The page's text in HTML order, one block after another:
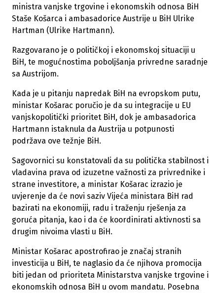
ministra vanjske trgovine i ekonomskih odnosa BiH
Staše Košarca i ambasadorice Austrije u BiH Ulrike
Hartman (Ulrike Hartmann).
Razgovarano je o političkoj i ekonomskoj situaciji u
BiH, te mogućnostima poboljšanja privredne saradnje
sa Austrijom.
Kada je u pitanju napredak BiH na evropskom putu,
ministar Košarac poručio je da su integracije u EU
vanjskopolitički prioritet BiH, dok je ambasadorica
Hartmann istaknula da Austrija u potpunosti
podržava ove težnje BiH.
Sagovornici su konstatovali da su politička stabilnost i
vladavina prava od izuzetne važnosti za privrednike i
strane investitore, a ministar Košarac izrazio je
uvjerenje da će novi saziv Vijeća ministara BiH rad
bazirati na ekonomiji, radu i traženju rješenja za
goruća pitanja, kao i da će koordinirati aktivnosti sa
drugim nivoima vlasti u BiH.
Ministar Košarac apostrofirao je značaj stranih
investicija u BiH, te naglasio da će njihova promocija
biti jedan od prioriteta Ministarstva vanjske trgovine i
ekonomskih odnosa BiH u ovom mandatu. Posebna